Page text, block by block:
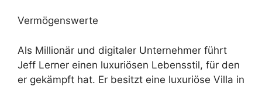
Vermögenswerte
Als Millionär und digitaler Unternehmer führt
Jeff Lerner einen luxuriösen Lebensstil, für den
er gekämpft hat. Er besitzt eine luxuriöse Villa in